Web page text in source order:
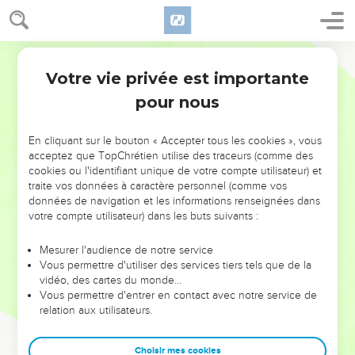
NE MANQUEZ PAS L’ÉVÉNEMENT
DE L’ANNÉE !
ET SI LEURS ERREURS POUVAIENT VOUS ÉVITER LES
VOTRES ?
leur foi ou leur vision. Mais on voit moins les doutes, les erreurs
et les saisons difficiles qu'ils ont traversés, alors même que ce
sont elles qui les ont façonnés.
Dans cette conférence, leaders, entrepreneurs, et responsables
clés pour avancer avec plus de sagesse afin que leurs erreurs
Votre vie privée est importante
pour nous
En cliquant sur le bouton « Accepter tous les cookies », vous
acceptez que TopChrétien utilise des traceurs (comme des
cookies ou l'identifiant unique de votre compte utilisateur) et
traite vos données à caractère personnel (comme vos
données de navigation et les informations renseignées dans
votre compte utilisateur) dans les buts suivants :
Mesurer l'audience de notre service
Vous permettre d'utiliser des services tiers tels que de la
vidéo, des cartes du monde…
Vous permettre d'entrer en contact avec notre service de
relation aux utilisateurs.
Choisir mes cookies